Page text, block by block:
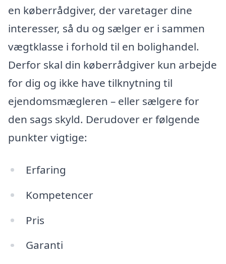
en køberrådgiver, der varetager dine
interesser, så du og sælger er i sammen
vægtklasse i forhold til en bolighandel.
Derfor skal din køberrådgiver kun arbejde
for dig og ikke have tilknytning til
ejendomsmægleren – eller sælgere for
den sags skyld. Derudover er følgende
punkter vigtige:
Erfaring
Kompetencer
Pris
Garanti